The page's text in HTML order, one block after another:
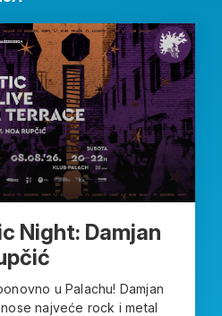
Night: Damjan
u Palachu! Damjan
najveće rock i metal